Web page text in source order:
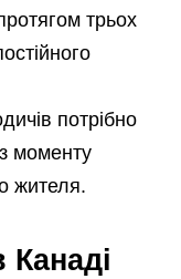
трьох
потрібно
моменту
жителя.